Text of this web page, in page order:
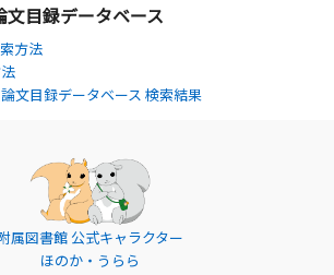
目録データベース
方法
文目録データベース 検索結果
属図書館 公式キャラクター
ほのか・うらら